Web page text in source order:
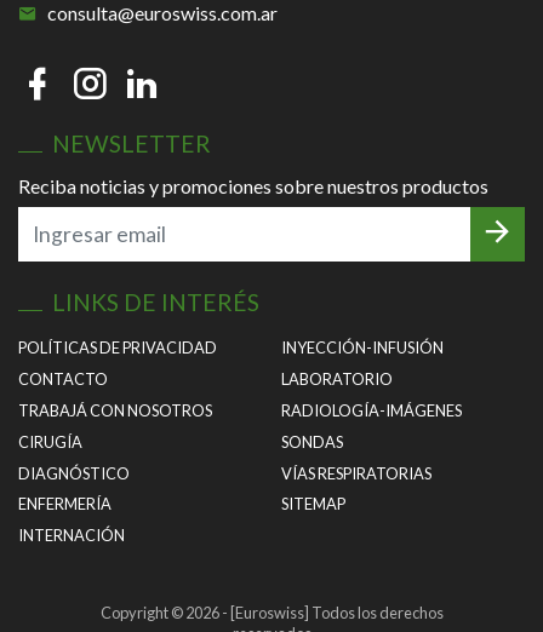
consulta@euroswiss.com.ar
NEWSLETTER
Reciba noticias y promociones sobre nuestros productos
LINKS DE INTERÉS
POLÍTICAS DE PRIVACIDAD
CONTACTO
TRABAJÁ CON NOSOTROS
CIRUGÍA
DIAGNÓSTICO
ENFERMERÍA
INTERNACIÓN
INYECCIÓN-INFUSIÓN
LABORATORIO
RADIOLOGÍA-IMÁGENES
SONDAS
VÍAS RESPIRATORIAS
SITEMAP
Copyright © 2026 - [Euroswiss] Todos los derechos